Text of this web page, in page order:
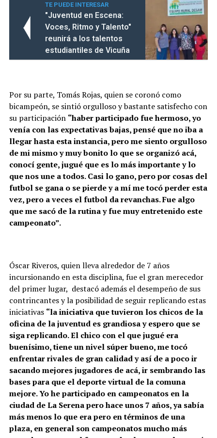
TE PUEDE INTERESAR
"Juventud en Escena:
Voces, Ritmo y Talento"
reunirá a los talentos
estudiantiles de Vicuña
Por su parte, Tomás Rojas, quien se coronó como
bicampeón, se sintió orgulloso y bastante satisfecho con
su participación “haber participado fue hermoso, yo
venía con las expectativas bajas, pensé que no iba a
llegar hasta esta instancia, pero me siento orgulloso
de mi mismo y muy bonito lo que se organizó acá,
conocí gente, jugué que es lo más importante y lo
que nos une a todos. Casi lo gano, pero por cosas del
futbol se gana o se pierde y a mí me tocó perder esta
vez, pero a veces el futbol da revanchas. Fue algo
que me sacó de la rutina y fue muy entretenido este
campeonato”.
Óscar Riveros, quien lleva alrededor de 7 años
incursionando en esta disciplina, fue el gran merecedor
del primer lugar, destacó además el desempeño de sus
contrincantes y la posibilidad de seguir replicando estas
iniciativas “la iniciativa que tuvieron los chicos de la
oficina de la juventud es grandiosa y espero que se
siga replicando. El chico con el que jugué era
buenísimo, tiene un nivel súper bueno, me tocó
enfrentar rivales de gran calidad y así de a poco ir
sacando mejores jugadores de acá, ir sembrando las
bases para que el deporte virtual de la comuna
mejore. Yo he participado en campeonatos en la
ciudad de La Serena pero hace unos 7 años, ya sabía
más menos lo que era pero en términos de una
plaza, en general son campeonatos mucho más